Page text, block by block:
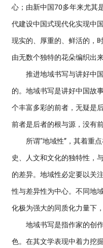
心；由新中国70多年来尤其
代建设中国式现代化实现中
现实的、厚重的、鲜活的，
由无数个独特的花朵编织出
推进地域书写与讲好中国
的。地域书写是讲好中国故
个丰富多彩的前者，无疑是
前者是后者的根与源，没有
所谓“地域性”，其着重点
史、人文和文化的独特性，
的差异。地域性必定要以关
性与差异性为中心。不同地
化极为强大的同质化力量下
地域书写是指作家的创作
色。在其文学表现中着力挖